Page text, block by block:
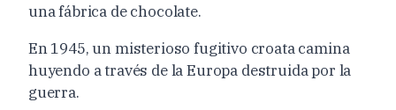
una fábrica de chocolate.
En 1945, un misterioso fugitivo croata camina
huyendo a través de la Europa destruida por la
guerra.